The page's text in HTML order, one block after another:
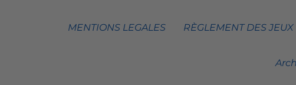
MENTIONS LEGALES RÈGLEMENT DES JEUX